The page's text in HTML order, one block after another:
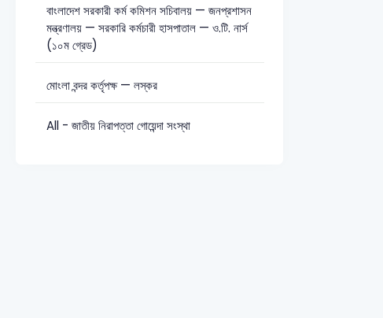
বাংলাদেশ সরকারী কর্ম কমিশন সচিবালয় — জনপ্রশাসন
মন্ত্রণালয় — সরকারি কর্মচারী হাসপাতাল — ও.টি. নার্স
(১০ম গ্রেড)
মোংলা বন্দর কর্তৃপক্ষ — লস্কর
All - জাতীয় নিরাপত্তা গোয়েন্দা সংস্থা